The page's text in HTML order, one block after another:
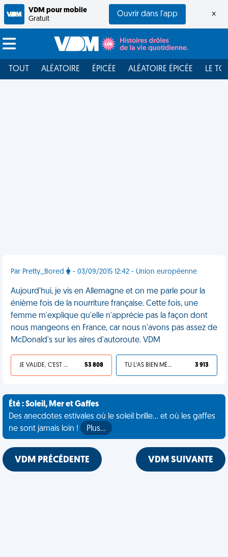
VDM pour mobile
Gratuit
Ouvrir dans l'app ×
TOUT ALÉATOIRE ÉPICÉE ALÉATOIRE ÉPICÉE LE
Par Pretty_Bored - 03/09/2015 12:42 - Union européenne
Aujourd'hui, je vis en Allemagne et on me parle pour la
énième fois de la nourriture française. Cette fois, une
femme m'explique qu'elle n'apprécie pas la façon dont
nous mangeons en France, car nous n'avons pas assez de
McDonald's sur les aires d'autoroute. VDM
JE VALIDE, C'EST UNE VDM 53 808 TU L'AS BIEN MÉRITÉ 3 913
Été : Soleil, Mer et Gaffes
Des anecdotes estivales où le soleil brille... et où les gaffes
ne sont jamais loin !
Plus…
VDM PRÉCÉDENTE VDM SUIVANTE